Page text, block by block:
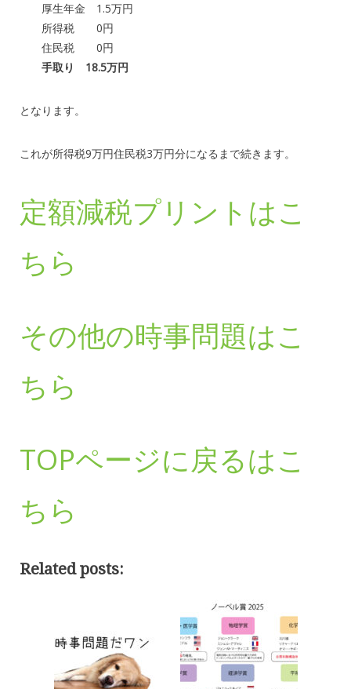
厚生年金 1.5万円
所得税 0円
住民税 0円
手取り 18.5万円
となります。
これが所得税9万円住民税3万円分になるまで続きます。
定額減税プリントはこ
ちら
その他の時事問題はこ
ちら
TOPページに戻るはこ
ちら
Related posts: